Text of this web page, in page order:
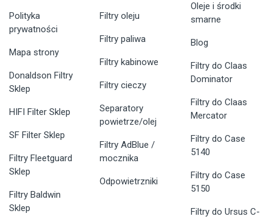
Polityka
prywatności
Mapa strony
Donaldson Filtry
Sklep
HIFI Filter Sklep
SF Filter Sklep
Filtry Fleetguard
Sklep
Filtry Baldwin
Sklep
Filtry oleju
Filtry paliwa
Filtry kabinowe
Filtry cieczy
Separatory
powietrze/olej
Filtry AdBlue /
mocznika
Odpowietrzniki
Oleje i środki
smarne
Blog
Filtry do Claas
Dominator
Filtry do Claas
Mercator
Filtry do Case
5140
Filtry do Case
5150
Filtry do Ursus C-